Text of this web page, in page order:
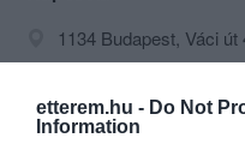
etterem.hu - Do Not
Information
1134 Budapest, Váci út
donermix1@gmail.com